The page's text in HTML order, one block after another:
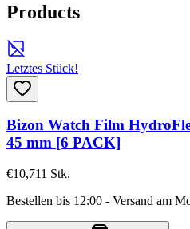
Products
Letztes Stück!
Bizon Watch Film
45 mm [6 PACK]
€10,711 Stk.
Bestellen bis 12:00 - Versand am